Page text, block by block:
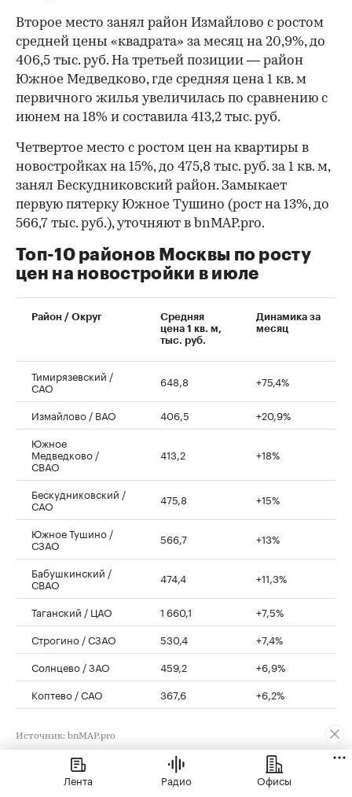
Второе место занял район Измайлово с ростом
средней цены «квадрата» за месяц на 20,9%, до
406,5 тыс. руб. На третьей позиции — район
Южное Медведково, где средняя цена 1 кв. м
первичного жилья увеличилась по сравнению с
июнем на 18% и составила 413,2 тыс. руб.
00:00 / 00:00
Четвертое место с ростом цен на квартиры в
новостройках на 15%, до 475,8 тыс. руб. за 1 кв. м,
занял Бескудниковский район. Замыкает
первую пятерку Южное Тушино (рост на 13%, до
566,7 тыс. руб.), уточняют в bnMAP.pro.
Топ-10 районов Москвы по росту
цен на новостройки в июле
Район / Округ
Средняя
цена 1 кв. м,
тыс. руб.
Динамика за
месяц
Тимирязевский /
САО 648,8 +75,4%
Измайлово / ВАО 406,5
+20,9%
Южное
Медведково /
СВАО
413,2 +18%
Бескудниковский /
САО 475,8 +15%
Южное Тушино /
СЗАО 566,7 +13%
Бабушкинский /
СВАО 474,4 +11,3%
Таганский / ЦАО 1 660,1
+7,5%
Строгино / СЗАО
530,4
+7,4%
Солнцево / ЗАО
459,2
+6,9%
Коптево / САО
367,6 +6,2%
Источник: bnMAP.pro
Во втором квартале 2026 года лидирующую
тройку районов Старой Москвы по темпам
Лента Радио Офисы